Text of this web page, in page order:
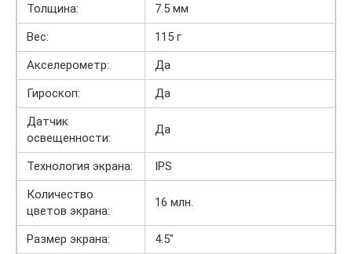
Толщина:
7.5 мм
Вес:
115 г
Акселерометр:
Да
Гироскоп:
Да
Датчик
освещенности:
Да
Технология экрана:
IPS
Количество
цветов экрана:
16 млн.
Размер экрана:
4.5″